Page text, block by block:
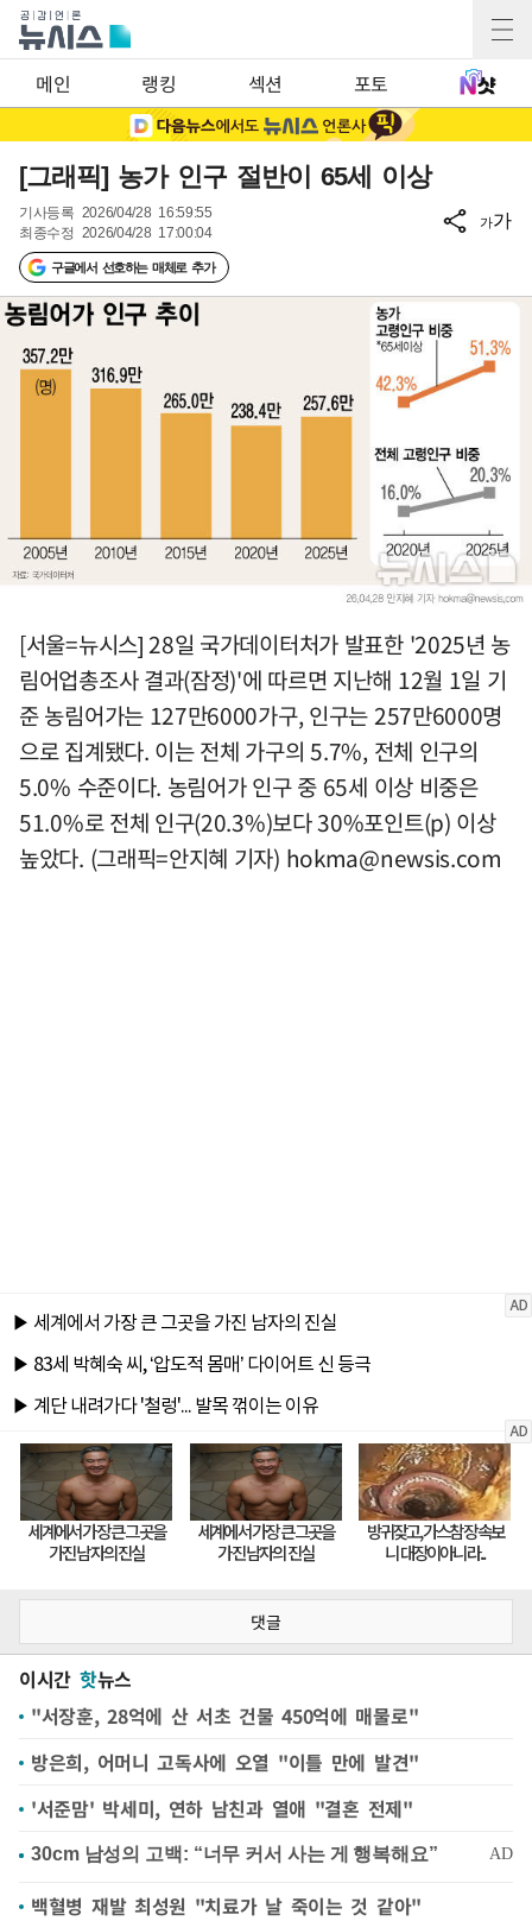
메인 랭킹 섹션 포토
[그래픽] 농가 인구 절반이 65세 이상
기사등록 2026/04/28 16:59:55
최종수정 2026/04/28 17:00:04
구글에서 선호하는 매체로 추가
가가
[서울=뉴시스] 28일 국가데이터처가 발표한 '2025년 농
림어업총조사 결과(잠정)'에 따르면 지난해 12월 1일 기
준 농림어가는 127만6000가구, 인구는 257만6000명
으로 집계됐다. 이는 전체 가구의 5.7%, 전체 인구의
5.0% 수준이다. 농림어가 인구 중 65세 이상 비중은
51.0%로 전체 인구(20.3%)보다 30%포인트(p) 이상
높았다. (그래픽=안지혜 기자) hokma@newsis.com
댓글
이시간 핫뉴스
"서장훈, 28억에 산 서초 건물 450억에 매물로"
방은희, 어머니 고독사에 오열 "이틀 만에 발견"
'서준맘' 박세미, 연하 남친과 열애 "결혼 전제"
백혈병 재발 최성원 "치료가 날 죽이는 것 같아"